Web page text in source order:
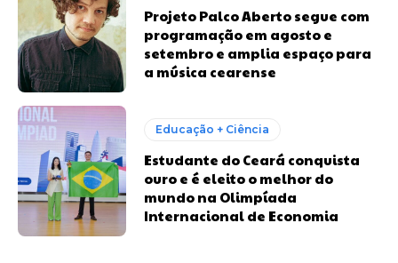
Projeto Palco Aberto segue com
programação em agosto e
setembro e amplia espaço para
a música cearense
Educação + Ciência
Estudante do Ceará conquista
ouro e é eleito o melhor do
mundo na Olimpíada
Internacional de Economia